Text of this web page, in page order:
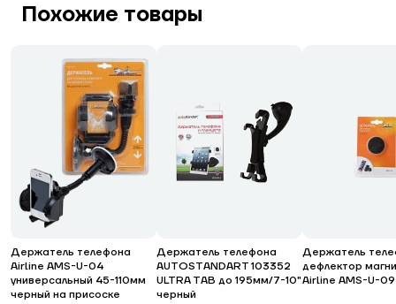
Похожие товары
Держатель телефона
Airline AMS-U-04
универсальный 45-110мм
черный на присоске
Держатель телефона
AUTOSTANDART 103352
ULTRA TAB до 195мм/7-10"
черный
Держатель
дефлектор
Airline AMS-U-09